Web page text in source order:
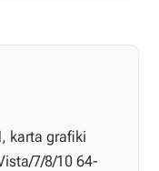
karta grafiki
7/8/10 64-